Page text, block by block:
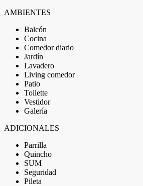
AMBIENTES
Balcón
Cocina
Comedor diario
Jardín
Lavadero
Living comedor
Patio
Toilette
Vestidor
Galería
ADICIONALES
Parrilla
Quincho
SUM
Seguridad
Pileta